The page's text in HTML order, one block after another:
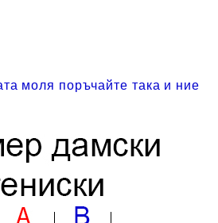
моля поръчайте така и ние